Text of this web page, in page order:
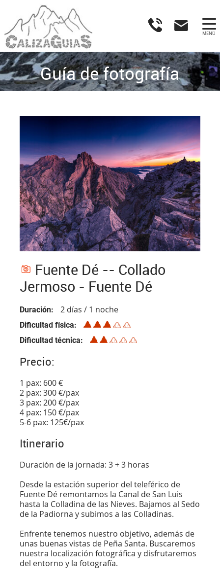
MENÚ
Guía de fotografía
Fuente Dé -- Collado
Jermoso - Fuente Dé
Duración 2 días / 1 noche
Dificultad física
Dificultad técnica
Precio:
1 pax: 600 €
2 pax: 300 €/pax
3 pax: 200 €/pax
4 pax: 150 €/pax
5-6 pax: 125€/pax
Itinerario
Duración de la jornada: 3 + 3 horas
Desde la estación superior del teleférico de
Fuente Dé remontamos la Canal de San Luis
hasta la Colladina de las Nieves. Bajamos al Sedo
de la Padiorna y subimos a las Colladinas.
Enfrente tenemos nuestro objetivo, además de
unas buenas vistas de Peña Santa. Buscaremos
nuestra localización fotográfica y disfrutaremos
del entorno y la fotografía.